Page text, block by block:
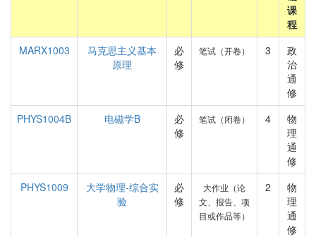
课
程
MARX1003
马克思主义基本
原理
必
修
笔试（开卷） 3
政
治
通
修
PHYS1004B
电磁学B
必
修
笔试（闭卷） 4
物
理
通
修
PHYS1009
大学物理-综合实
验
必
修
大作业（论
文、报告、项
目或作品等）
2
物
理
通
修